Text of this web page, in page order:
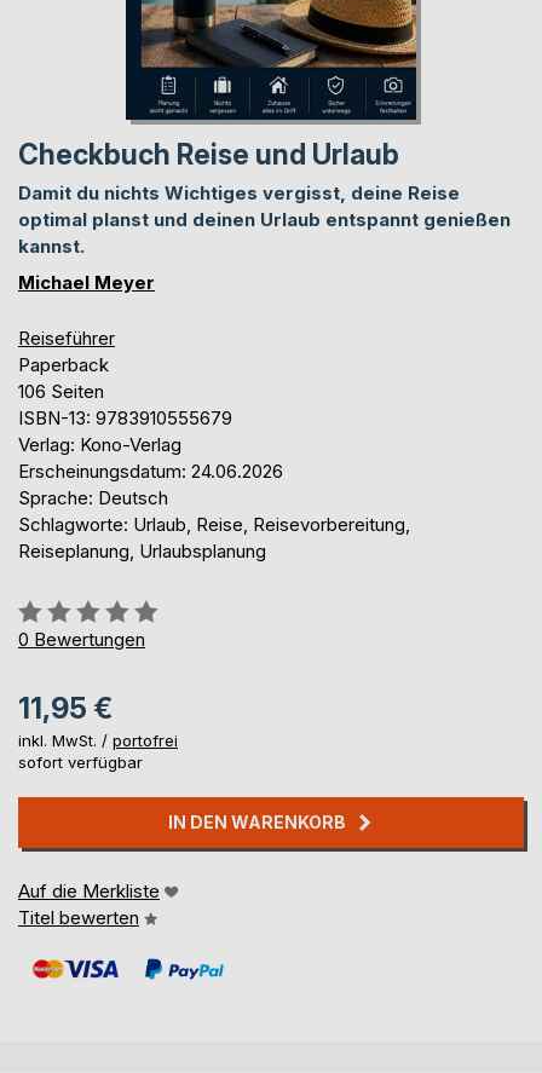
Checkbuch Reise und Urlaub
Damit du nichts Wichtiges vergisst, deine Reise
optimal planst und deinen Urlaub entspannt genießen
kannst.
Michael Meyer
Reiseführer
Paperback
106 Seiten
ISBN-13: 9783910555679
Verlag: Kono-Verlag
Erscheinungsdatum: 24.06.2026
Sprache: Deutsch
Schlagworte: Urlaub, Reise, Reisevorbereitung,
Reiseplanung, Urlaubsplanung
Bewertung::
0%
0 Bewertungen
11,95 €
inkl. MwSt. / portofrei
sofort verfügbar
IN DEN WARENKORB
Auf die Merkliste
Titel bewerten